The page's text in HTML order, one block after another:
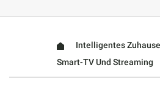
Intelligentes Zuhause
Smart-TV Und Streaming